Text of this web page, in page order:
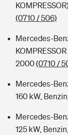
(0710 / 506)
Mercedes-
2000(0710 /
Mercedes-
160 kW,
Mercedes-
125 kW,